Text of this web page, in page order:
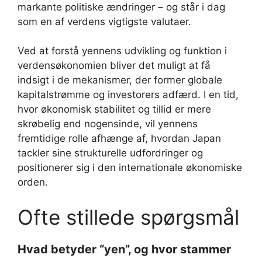
markante politiske ændringer – og står i dag
som en af verdens vigtigste valutaer.
Ved at forstå yennens udvikling og funktion i
verdensøkonomien bliver det muligt at få
indsigt i de mekanismer, der former globale
kapitalstrømme og investorers adfærd. I en tid,
hvor økonomisk stabilitet og tillid er mere
skrøbelig end nogensinde, vil yennens
fremtidige rolle afhænge af, hvordan Japan
tackler sine strukturelle udfordringer og
positionerer sig i den internationale økonomiske
orden.
Ofte stillede spørgsmål
Hvad betyder “yen”, og hvor stammer